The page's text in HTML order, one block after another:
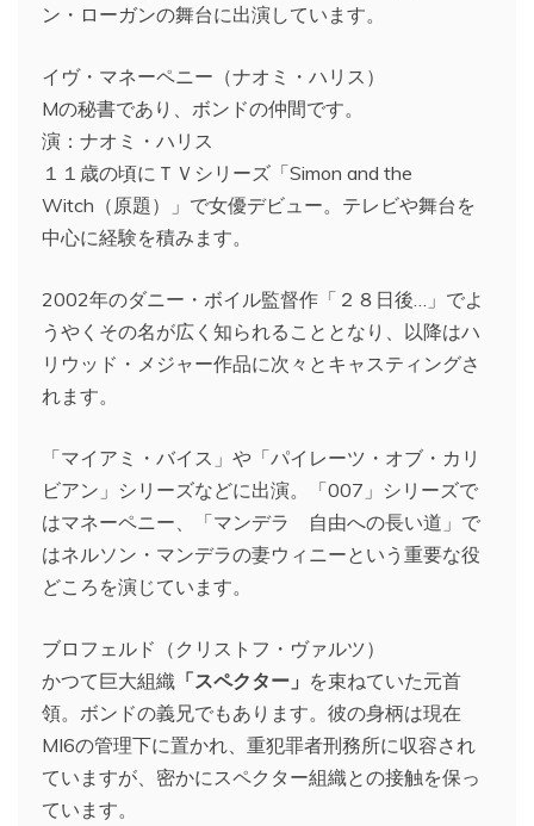
ン・ローガンの舞台に出演しています。
イヴ・マネーペニー（ナオミ・ハリス）
Mの秘書であり、ボンドの仲間です。
演：ナオミ・ハリス
１１歳の頃にＴＶシリーズ「Simon and the
Witch（原題）」で女優デビュー。テレビや舞台を
中心に経験を積みます。
2002年のダニー・ボイル監督作「２８日後…」でよ
うやくその名が広く知られることとなり、以降はハ
リウッド・メジャー作品に次々とキャスティングさ
れます。
「マイアミ・バイス」や「パイレーツ・オブ・カリ
ビアン」シリーズなどに出演。「007」シリーズで
はマネーペニー、「マンデラ 自由への長い道」で
はネルソン・マンデラの妻ウィニーという重要な役
どころを演じています。
ブロフェルド（クリストフ・ヴァルツ）
かつて巨大組織 「スペクター」 を束ねていた元首
領。ボンドの義兄でもあります。彼の身柄は現在
MI6の管理下に置かれ、重犯罪者刑務所に収容され
ていますが、密かにスペクター組織との接触を保っ
ています。